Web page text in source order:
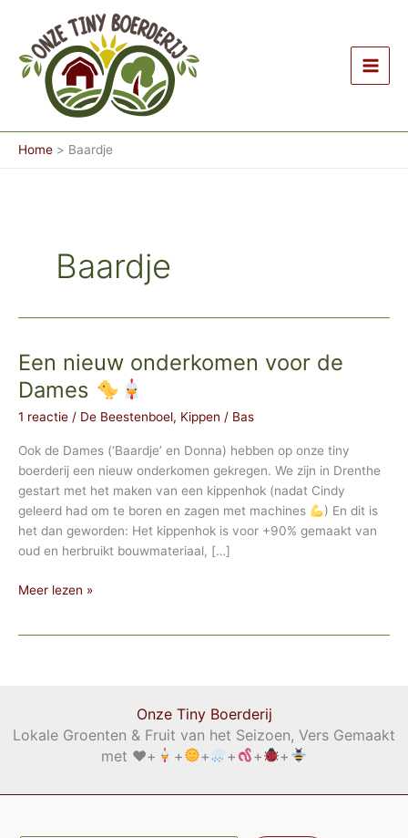
inhoud
Home Baardje
Baardje
Een nieuw onderkomen voor de
Dames
1 reactie / De Beestenboel, Kippen / Bas
Ook de Dames (‘Baardje’ en Donna) hebben op onze tiny
boerderij een nieuw onderkomen gekregen. We zijn in Drenthe
gestart met het maken van een kippenhok (nadat Cindy
geleerd had om te boren en zagen met machines
) En dit is
het dan geworden: Het kippenhok is voor +90% gemaakt van
oud en herbruikt bouwmateriaal, […]
Een
Meer lezen »
Onze Tiny Boerderij
Lokale Groenten & Fruit van het Seizoen, Vers Gemaakt
met ♥️+ + + + + +